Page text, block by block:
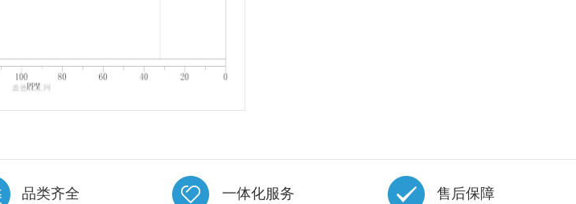
品类齐全 一体化服务 售后保障